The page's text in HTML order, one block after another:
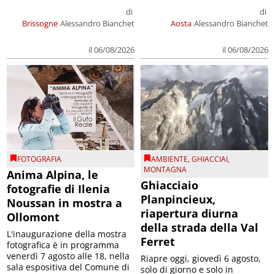
Brissogne
di
Alessandro Bianchet
il 06/08/2026
Aosta
di
Alessandro Bianchet
il 06/08/2026
FOTOGRAFIA
Anima Alpina, le
fotografie di Ilenia
Noussan in mostra a
Ollomont
L'inaugurazione della mostra
fotografica è in programma
venerdì 7 agosto alle 18, nella
sala espositiva del Comune di
AMBIENTE,GHIACCIAI,
MONTAGNA
Ghiacciaio
Planpincieux,
riapertura diurna
della strada della Val
Ferret
Riapre oggi, giovedì 6 agosto,
solo di giorno e solo in